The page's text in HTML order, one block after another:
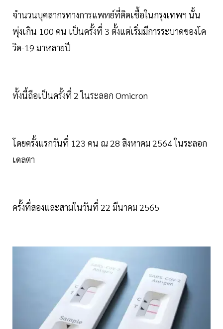
จำนวนบุคลากรทางการแพทย์ที่ติดเชื้อในกรุงเทพฯ นั้น
พุ่งเกิน 100 คน เป็นครั้งที่ 3 ตั้งแต่เริ่มมีการระบาดของโค
วิด-19 มาหลายปี
ทั้งนี้ถือเป็นครั้งที่ 2 ในระลอก Omicron
โดยครั้งแรกวันที่ 123 คน ณ 28 สิงหาคม 2564 ในระลอก
เดลตา
ครั้งที่สองและสามในวันที่ 22 มีนาคม 2565